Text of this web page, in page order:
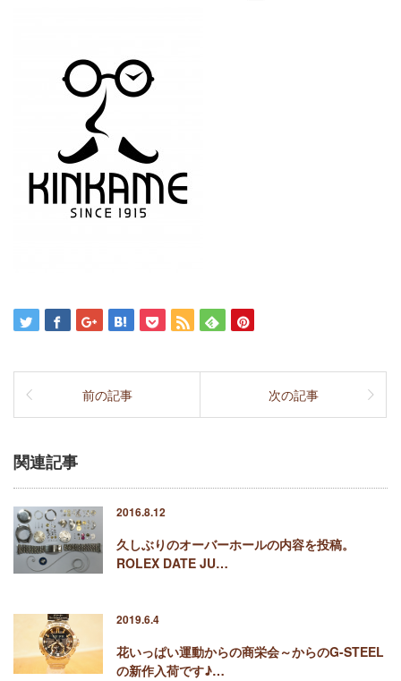
前の記事 次の記事
関連記事
2016.8.12
久しぶりのオーバーホールの内容を投稿。
ROLEX DATE JU…
2019.6.4
花いっぱい運動からの商栄会～からのG-STEEL
の新作入荷です♪…